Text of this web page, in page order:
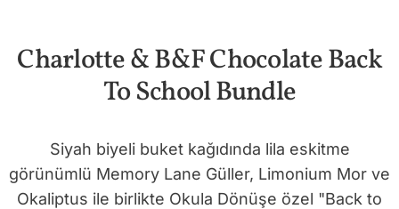
Charlotte & B&F Chocolate Back
To School Bundle
Siyah biyeli buket kağıdında lila eskitme
görünümlü Memory Lane Güller, Limonium Mor ve
Okaliptus ile birlikte Okula Dönüşe özel "Back to